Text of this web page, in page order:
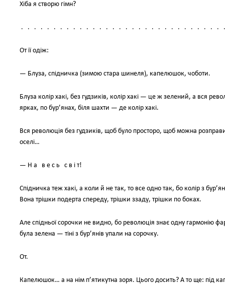
Хіба я створю гімн?
. . . . . . . . . . . . . . . . . . . . . . . . . . . . . . .
От її одіж:
— Блуза, спідничка (зимою стара шинеля), капелюшок, чоботи.
Блуза колір хакі, без гудзиків, колір хакі — це ж зелений, а вся
ярках, по бур’янах, біля шахти — де колір хакі.
Вся революція без гудзиків, щоб було просторо, щоб можна
оселі…
— Н а в е с ь с в і т!
Спідничка теж хакі, а коли й не так, то все одно так, бо колір з
Вона трішки подерта спереду, трішки ззаду, трішки по боках.
Але спідньої сорочки не видно, бо революція знає одну гармонію
була зелена — тіні з бур’янів упали на сорочку.
От.
Капелюшок… а на нім п’ятикутна зоря. Цього досить? А то ще: під